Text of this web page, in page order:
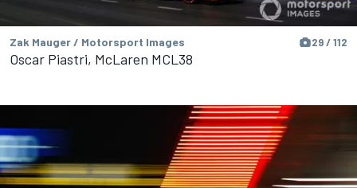
Zak Mauger / Motorsport Images 29 / 112
Oscar Piastri, McLaren MCL38